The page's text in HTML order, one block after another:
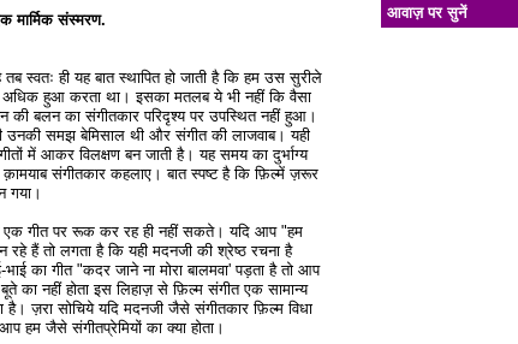
मार्मिक संस्मरण.
स्वतः ही यह बात स्थापित हो जाती है कि हम उस सुरीले
हुआ करता था। इसका मतलब ये भी नहीं कि वैसा
की बलन का संगीतकार परिदृश्य पर उपस्थित नहीं हुआ।
उनकी समझ बेमिसाल थी और संगीत की लाजवाब। यही
में आकर विलक्षण बन जाती है। यह समय का दुर्भाग्य
क़ामयाब संगीतकार कहलाए। बात स्पष्ट है कि फ़िल्में ज़रूर
गया।
गीत पर रूक कर रह ही नहीं सकते। यदि आप "हम
हैं तो लगता है कि यही मदनजी की श्रेष्ठ रचना है
का गीत "कदर जाने ना मोरा बालमवा' पड़ता है तो आप
का नहीं होता इस लिहाज़ से फ़िल्म संगीत एक सामान्य
है। ज़रा सोचिये यदि मदनजी जैसे संगीतकार फ़िल्म विधा
जैसे संगीतप्रेमियों का क्या होता।
आवाज़ पर सुनें